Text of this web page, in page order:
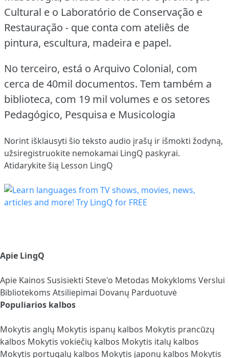
Cultural e o Laboratório de Conservação e
Restauração - que conta com ateliês de
pintura, escultura, madeira e papel.
No terceiro, está o Arquivo Colonial, com
cerca de 40mil documentos. Tem também a
biblioteca, com 19 mil volumes e os setores
Pedagógico, Pesquisa e Musicologia
Norint išklausyti šio teksto audio įrašų ir išmokti žodyną,
užsiregistruokite nemokamai LingQ paskyrai.
Atidarykite šią Lesson LingQ
Apie LingQ
Apie Kainos Susisiekti Steve'o Metodas Mokykloms Verslui
Bibliotekoms Atsiliepimai Dovanų Parduotuvė
Populiarios kalbos
Mokytis anglų Mokytis ispanų kalbos Mokytis prancūzų
kalbos Mokytis vokiečių kalbos Mokytis italų kalbos
Mokytis portugalų kalbos Mokytis japonų kalbos Mokytis